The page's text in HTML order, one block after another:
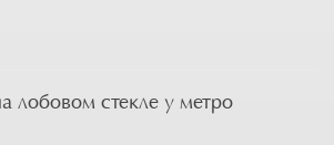
лобовом стекле у метро